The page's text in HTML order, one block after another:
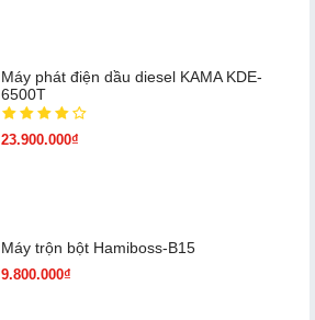
Máy phát điện dầu diesel KAMA KDE-
6500T
23.900.000₫
Máy trộn bột Hamiboss-B15
9.800.000₫